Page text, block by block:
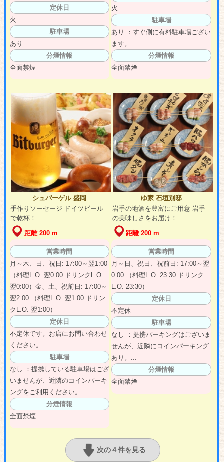
定休日
火
駐車場
あり
分煙情報
全面禁煙
火
駐車場
あり ：すぐ側に有料駐車場ござい
ます。
分煙情報
全面禁煙
シュパーゲル 盛岡
手作りソーセージ ドイツビール
で乾杯！
距離 200 m
営業時間
月～木、日、祝日: 17:00～翌1:00
（料理L.O. 翌0:00 ドリンクL.O.
翌0:00）金、土、祝前日: 17:00～
翌2:00 （料理L.O. 翌1:00 ドリン
クL.O. 翌1:00）
定休日
不定休です。お店にお問い合わせ
ください。
駐車場
なし ：提携している駐車場はござ
いませんが、近隣のコインパーキ
ングをご利用ください。...
分煙情報
全面禁煙
ゆ家 石垣別邸
岩手の地酒を豊富にご用意 岩手
の美味しさをお届け！
距離 200 m
営業時間
月～日、祝日、祝前日: 17:00～翌
0:00 （料理L.O. 23:30 ドリンク
L.O. 23:30）
定休日
不定休
駐車場
なし ：提携パーキングはございま
せんが、近隣にコインパーキング
あり。...
分煙情報
全面禁煙
次の４件を見る